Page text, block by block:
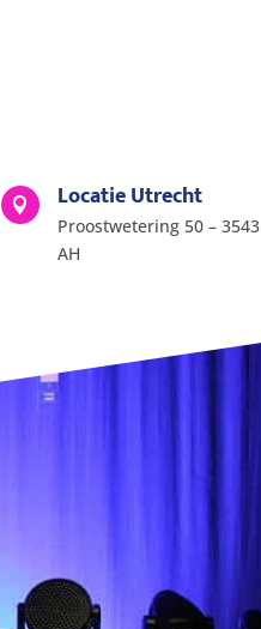
 Locatie Utrecht
Proostwetering 50 – 3543
AH